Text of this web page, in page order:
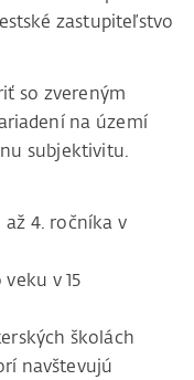
zastupiteľstvo
so zvereným
na území
subjektivitu.
až 4. ročníka v
v 15
školách
navštevujú